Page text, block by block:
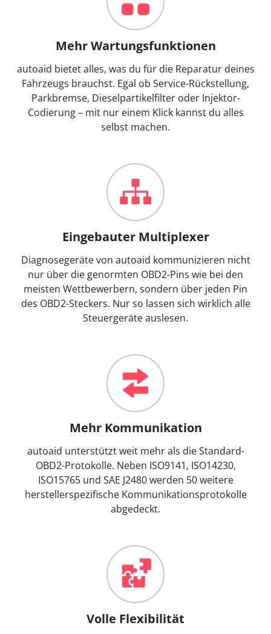
Mehr Wartungsfunktionen
autoaid bietet alles, was du für die Reparatur deines
Fahrzeugs brauchst. Egal ob Service-Rückstellung,
Parkbremse, Dieselpartikelfilter oder Injektor-
Codierung – mit nur einem Klick kannst du alles
selbst machen.
Eingebauter Multiplexer
Diagnosegeräte von autoaid kommunizieren nicht
nur über die genormten OBD2-Pins wie bei den
meisten Wettbewerbern, sondern über jeden Pin
des OBD2-Steckers. Nur so lassen sich wirklich alle
Steuergeräte auslesen.
Mehr Kommunikation
autoaid unterstützt weit mehr als die Standard-
OBD2-Protokolle. Neben ISO9141, ISO14230,
ISO15765 und SAE J2480 werden 50 weitere
herstellerspezifische Kommunikationsprotokolle
abgedeckt.
Volle Flexibilität